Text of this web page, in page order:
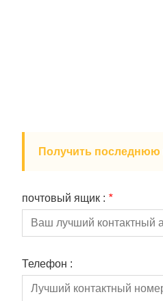
Получить последнюю
почтовый ящик : *
Телефон :